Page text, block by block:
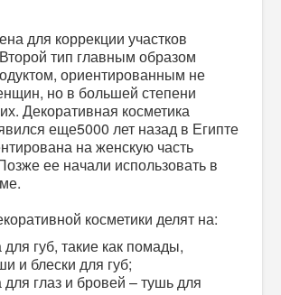
для коррекции участков
тип главным образом
ориентированным не
но в большей степени
Декоративная косметика
еще5000 лет назад в Египте
на женскую часть
ее начали использовать в
косметики делят на:
для губ, такие как помады,
и блески для губ;
для глаз и бровей – тушь для